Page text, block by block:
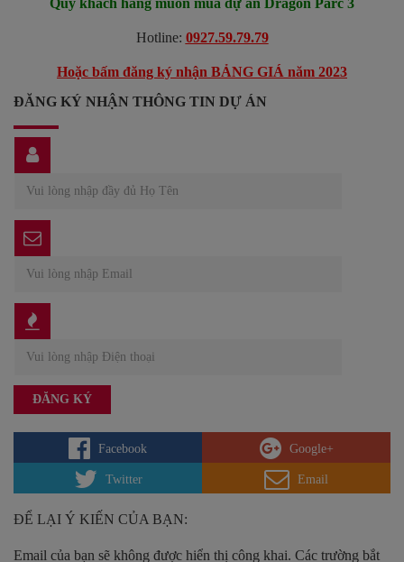
Hotline: 0927.59.79.79
Hoặc bấm đăng ký nhận BẢNG GIÁ năm 2023
ĐĂNG KÝ NHẬN THÔNG TIN DỰ ÁN
Facebook Google+
Twitter Email
ĐỂ LẠI Ý KIẾN CỦA BẠN:
Email của bạn sẽ không được hiển thị công khai. Các trường bắt